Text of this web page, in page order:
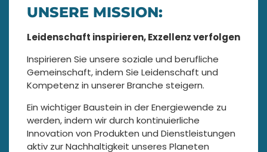
UNSERE MISSION:
Leidenschaft inspirieren, Exzellenz verfolgen
Inspirieren Sie unsere soziale und berufliche
Gemeinschaft, indem Sie Leidenschaft und
Kompetenz in unserer Branche steigern.
Ein wichtiger Baustein in der Energiewende zu
werden, indem wir durch kontinuierliche
Innovation von Produkten und Dienstleistungen
aktiv zur Nachhaltigkeit unseres Planeten